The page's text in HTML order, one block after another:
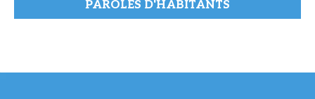
PAROLES D'HABITANTS